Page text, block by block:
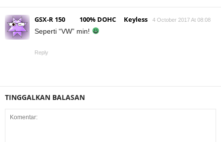
GSX-R 150 100% DOHC Keyless 4 October 2017 At 08:08
Seperti “VW” min!
Reply
TINGGALKAN BALASAN